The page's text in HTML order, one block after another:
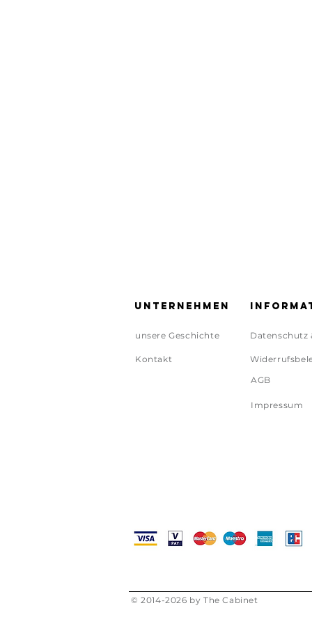
Unternehmen
unsere Geschichte
Kontakt
Datenschutz
AGB
Impressum
© 2014-2026 by The Cabinet